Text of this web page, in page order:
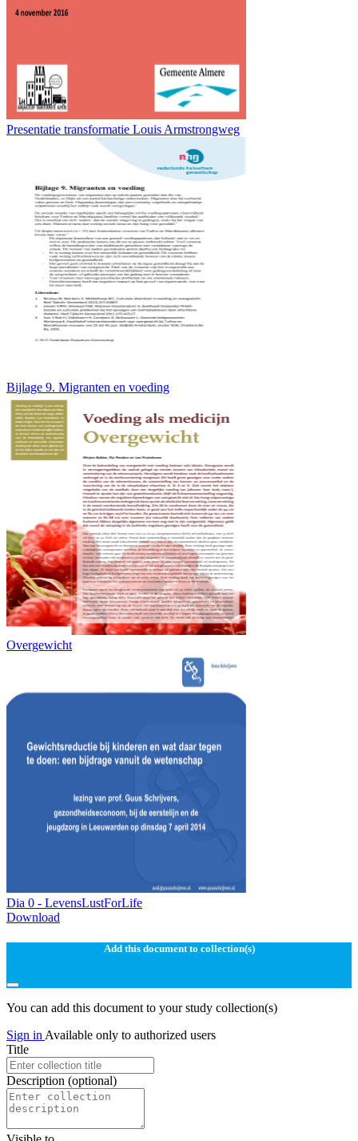
Presentatie transformatie Louis Armstrongweg
Bijlage 9. Migranten en voeding
Overgewicht
Dia 0 - LevensLustForLife
Download
Add this document to collection(s)
You can add this document to your study collection(s)
Sign in Available only to authorized users
Title
Description (optional)